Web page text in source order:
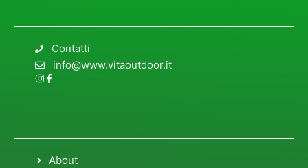
Contatti
info@www.vitaoutdoor.it
About